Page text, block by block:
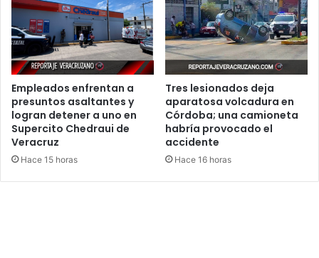
Empleados enfrentan a
presuntos asaltantes y
logran detener a uno en
Supercito Chedraui de
Veracruz
Hace 15 horas
Tres lesionados deja
aparatosa volcadura en
Córdoba; una camioneta
habría provocado el
accidente
Hace 16 horas